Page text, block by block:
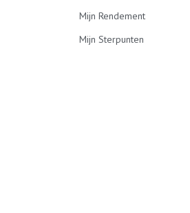
Mijn Rendement
Mijn Sterpunten